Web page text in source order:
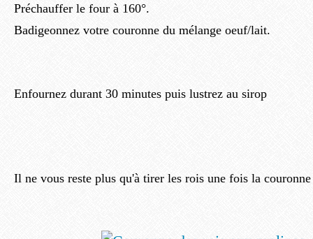
Préchauffer le four à 160°.
Badigeonnez votre couronne du mélange oeuf/lait.
Enfournez durant 30 minutes puis lustrez au sirop
Il ne vous reste plus qu'à tirer les rois une fois la